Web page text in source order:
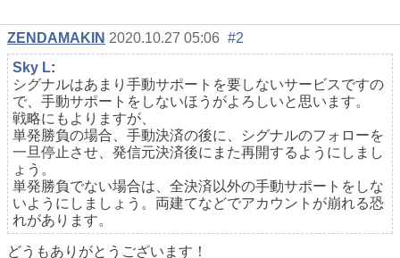
ZENDAMAKIN 2020.10.27 05:06 #2
Sky L:
シグナルはあまり手動サポートを要しないサービスですの
で、手動サポートをしないほうがよろしいと思います。
戦略にもよりますが、
単発勝負の場合、手動決済の後に、シグナルのフォローを
一旦停止させ、発信元決済後にまた再開するようにしまし
ょう。
単発勝負でない場合は、全決済以外の手動サポートをしな
いようにしましょう。両建てなどでアカウントが崩れる恐
れがあります。
どうもありがとうございます！